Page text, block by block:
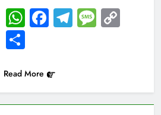
WhatsApp
Facebook
Telegram
Share
Read More